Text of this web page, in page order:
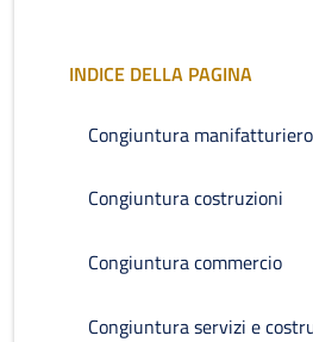
INDICE DELLA PAGINA
Congiuntura manifatturiero
Congiuntura costruzioni
Congiuntura commercio
Congiuntura servizi e